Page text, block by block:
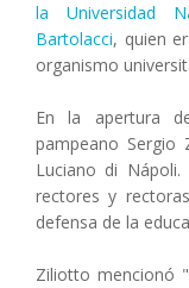
la Universidad
Bartolacci, quien
organismo
En la apertura
pampeano Sergio
Luciano di
rectores y
defensa de la
Ziliotto mencionó